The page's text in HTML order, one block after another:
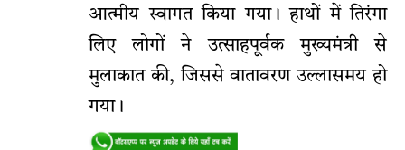
आत्मीय स्वागत किया गया। हाथों में तिरंगा
लिए लोगों ने उत्साहपूर्वक मुख्यमंत्री से
मुलाकात की, जिससे वातावरण उल्लासमय हो
गया।